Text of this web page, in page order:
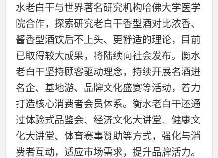
水老白干与世界著名研究机构哈佛大学医学
院合作，探索研究老白干香型酒对比浓香、
酱香型酒饮后不上头、更舒适的理论，目前
已取得较大成果，将陆续向社会发布。衡水
老白干坚持顾客驱动理念，持续开展名酒进
名企、基地游、品牌文化盛宴等活动，着力
打造核心消费者会员体系。衡水老白干还通
过体验式品鉴会、经济文化大讲堂、健康文
化大讲堂、体育赛事赞助等方式，强化与消
费者互动，适应市场需求，提升品牌活力。